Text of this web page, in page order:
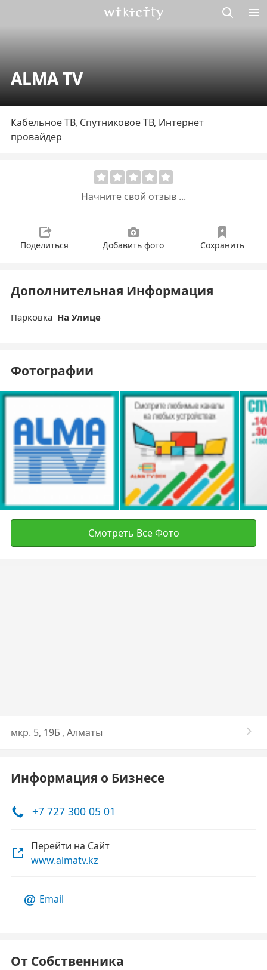
ALMA TV
Кабельное ТВ, Спутниковое ТВ, Интернет
провайдер
Начните свой отзыв ...
Поделиться Добавить фото Сохранить
Дополнительная Информация
Парковка На Улице
Фотографии
Смотреть Все Фото
мкр. 5, 19Б , Алматы
Информация о Бизнесе
+7 727 300 05 01
Перейти на Сайт
www.almatv.kz
Email
От Собственника